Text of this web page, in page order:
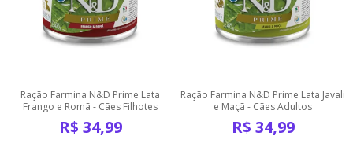
Ração Farmina N&D Prime Lata
Frango e Romã - Cães Filhotes
R$ 34,99
Ração Farmina N&D Prime Lata Javali
e Maçã - Cães Adultos
R$ 34,99